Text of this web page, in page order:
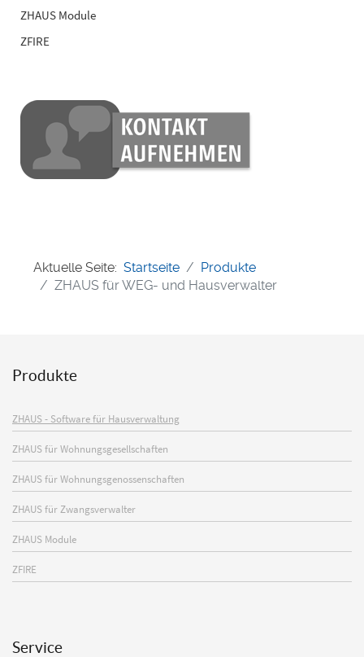
ZHAUS Module
ZFIRE
Aktuelle Seite: Startseite
Produkte
ZHAUS für WEG- und Hausverwalter
Produkte
ZHAUS - Software für Hausverwaltung
ZHAUS für Wohnungsgesellschaften
ZHAUS für Wohnungsgenossenschaften
ZHAUS für Zwangsverwalter
ZHAUS Module
ZFIRE
Service